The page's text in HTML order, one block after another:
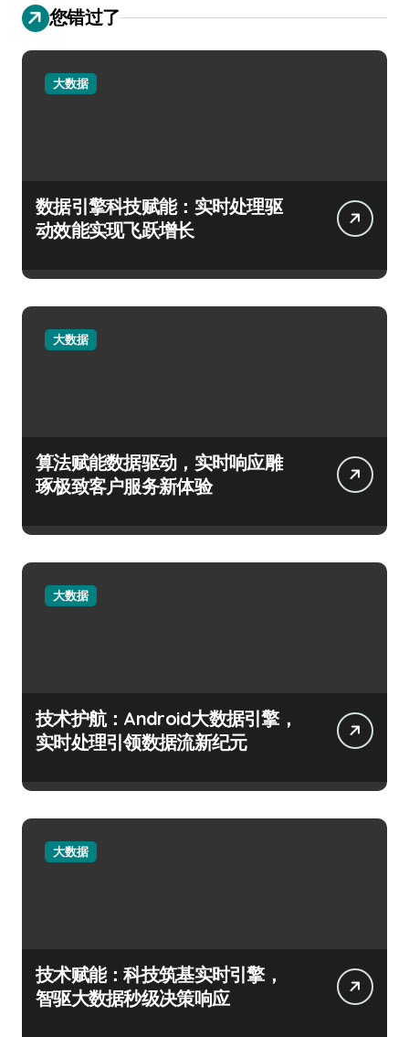
您错过了
大数据
数据引擎科技赋能：实时处理驱
动效能实现飞跃增长
大数据
算法赋能数据驱动，实时响应雕
琢极致客户服务新体验
大数据
技术护航：Android大数据引擎，
实时处理引领数据流新纪元
大数据
技术赋能：科技筑基实时引擎，
智驱大数据秒级决策响应